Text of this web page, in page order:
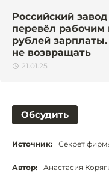
Российский
перевёл рабочим
рублей
не возвращать
21.01.25
Обсудить
Источник: Секрет
Автор: Анастасия